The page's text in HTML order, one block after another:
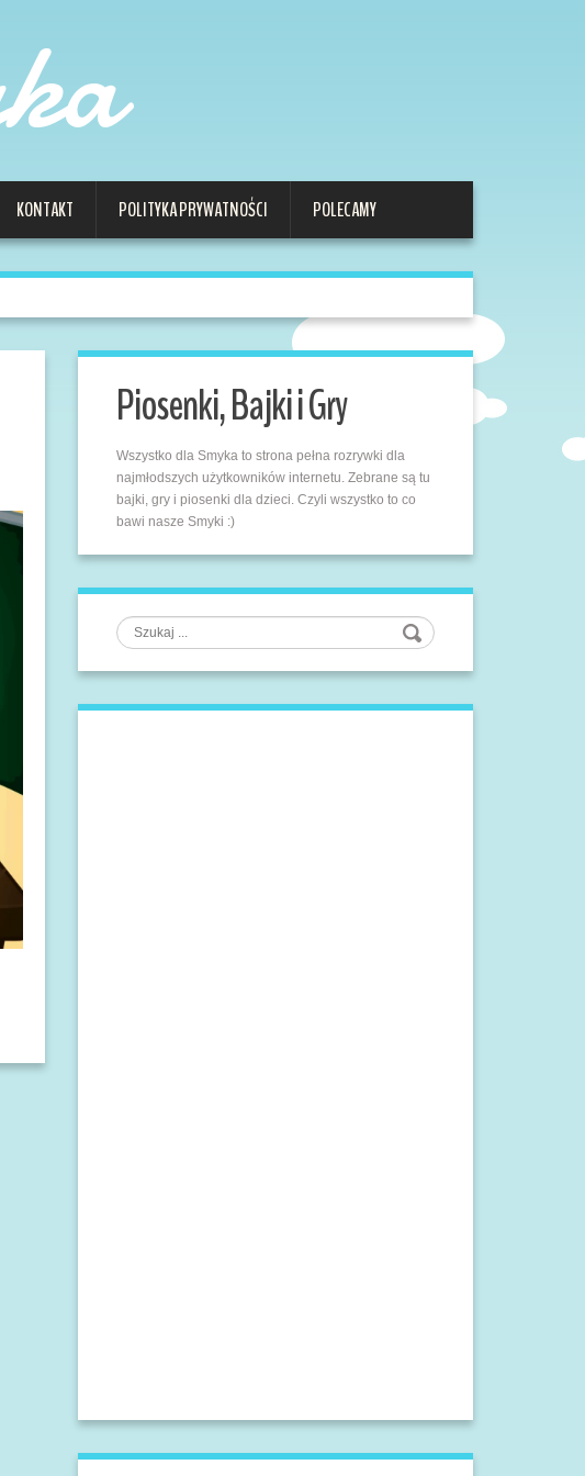
KONTAKT POLITYKA PRYWATNOŚCI POLECAMY
Piosenki, Bajki i Gry
Wszystko dla Smyka to strona pełna rozrywki dla
najmłodszych użytkowników internetu. Zebrane są tu
bajki, gry i piosenki dla dzieci. Czyli wszystko to co
bawi nasze Smyki :)
Szukaj